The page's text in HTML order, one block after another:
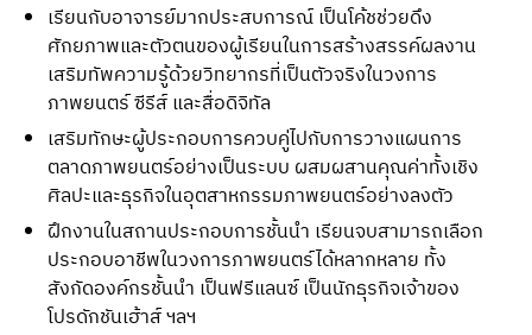
เรียนกับอาจารย์มากประสบการณ์ เป็นโค้ชช่วยดึง
ศักยภาพและตัวตนของผู้เรียนในการสร้างสรรค์ผลงาน
เสริมทัพความรู้ด้วยวิทยากรที่เป็นตัวจริงในวงการ
ภาพยนตร์ ซีรีส์ และสื่อดิจิทัล
เสริมทักษะผู้ประกอบการควบคู่ไปกับการวางแผนการ
ตลาดภาพยนตร์อย่างเป็นระบบ ผสมผสานคุณค่าทั้งเชิง
ศิลปะและธุรกิจในอุตสาหกรรมภาพยนตร์อย่างลงตัว
ฝึกงานในสถานประกอบการชั้นนำ เรียนจบสามารถเลือก
ประกอบอาชีพในวงการภาพยนตร์ได้หลากหลาย ทั้ง
สังกัดองค์กรชั้นนำ เป็นฟรีแลนซ์ เป็นนักธุรกิจเจ้าของ
โปรดักชันเฮ้าส์ ฯลฯ